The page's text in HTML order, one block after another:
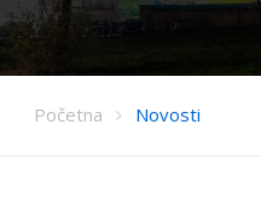
Početna Novosti